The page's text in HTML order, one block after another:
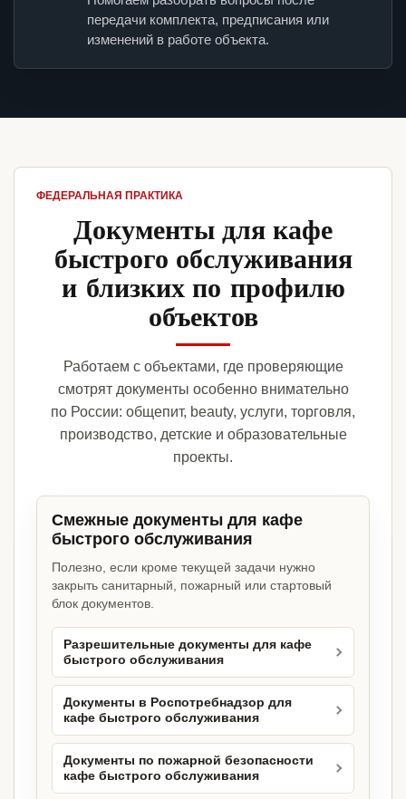
передачи комплекта, предписания или
изменений в работе объекта.
ФЕДЕРАЛЬНАЯ ПРАКТИКА
Документы для кафе
быстрого обслуживания
и близких по профилю
объектов
Работаем с объектами, где проверяющие
смотрят документы особенно внимательно
по России: общепит, beauty, услуги, торговля,
производство, детские и образовательные
проекты.
Смежные документы для кафе
быстрого обслуживания
Полезно, если кроме текущей задачи нужно
закрыть санитарный, пожарный или стартовый
блок документов.
Разрешительные документы для кафе
быстрого обслуживания
Документы в Роспотребнадзор для
кафе быстрого обслуживания
Документы по пожарной безопасности
кафе быстрого обслуживания